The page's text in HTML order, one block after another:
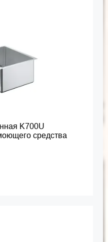
K700U
средства